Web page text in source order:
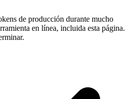
de producción durante mucho
en línea, incluida esta página.